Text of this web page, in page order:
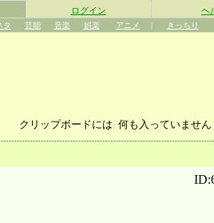
ログイン ヘ
タ 芸能 音楽 娯楽 アニメ | きっちり
クリップボードには 何も入っていません